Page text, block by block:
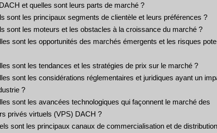
et quelles sont leurs parts de marché ?
sont les principaux segments de clientèle et leurs préférences ?
sont les moteurs et les obstacles à la croissance du marché ?
sont les opportunités des marchés émergents et les risques
sont les tendances et les stratégies de prix sur le marché ?
sont les considérations réglementaires et juridiques ayant un
?
sont les avancées technologiques qui façonnent le marché des
privés virtuels (VPS) DACH ?
sont les principaux canaux de commercialisation et de distribution